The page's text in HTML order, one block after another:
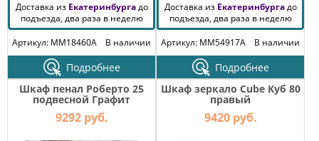
Доставка из Екатеринбургадо
подъезда, два раза в неделю
Артикул: MM18460A
В наличии
Подробнее
Доставка из Екатеринбургадо
подъезда, два раза в неделю
Артикул: MM54917A
В наличии
Подробнее
Шкаф пенал Роберто 25
подвесной Графит
9292 руб.
Шкаф зеркало Cube Куб 80
правый
9420 руб.